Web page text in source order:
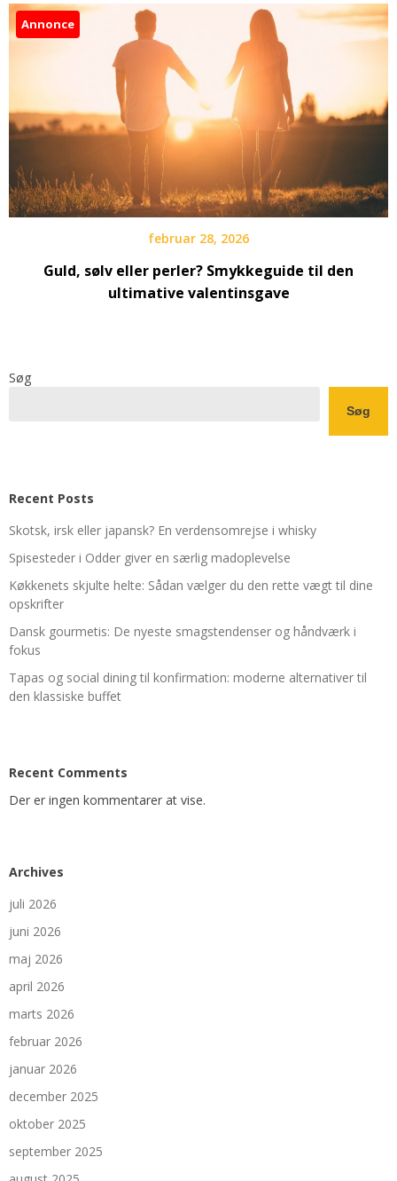
Annonce
februar 28, 2026
Guld, sølv eller perler? Smykkeguide til den
ultimative valentinsgave
Søg
Søg
Recent Posts
Skotsk, irsk eller japansk? En verdensomrejse i whisky
Spisesteder i Odder giver en særlig madoplevelse
Køkkenets skjulte helte: Sådan vælger du den rette vægt til dine
opskrifter
Dansk gourmetis: De nyeste smagstendenser og håndværk i
fokus
Tapas og social dining til konfirmation: moderne alternativer til
den klassiske buffet
Recent Comments
Der er ingen kommentarer at vise.
Archives
juli 2026
juni 2026
maj 2026
april 2026
marts 2026
februar 2026
januar 2026
december 2025
oktober 2025
september 2025